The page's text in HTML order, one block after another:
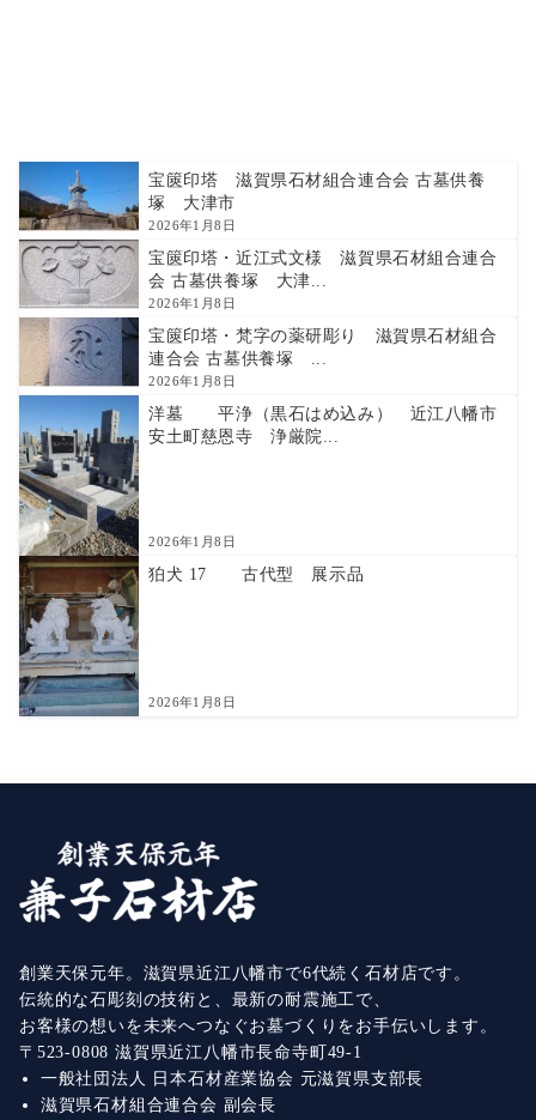
宝篋印塔 滋賀県石材組合連合会 古墓供養
塚 大津市
2026年1月8日
宝篋印塔・近江式文様 滋賀県石材組合連合
会 古墓供養塚 大津...
2026年1月8日
宝篋印塔・梵字の薬研彫り 滋賀県石材組合
連合会 古墓供養塚 ...
2026年1月8日
洋墓 平浄（黒石はめ込み） 近江八幡市
安土町慈恩寺 浄厳院...
2026年1月8日
狛犬 17 古代型 展示品
2026年1月8日
創業天保元年。滋賀県近江八幡市で6代続く石材店です。
伝統的な石彫刻の技術と、最新の耐震施工で、
お客様の想いを未来へつなぐお墓づくりをお手伝いします。
〒523-0808 滋賀県近江八幡市長命寺町49-1
一般社団法人 日本石材産業協会 元滋賀県支部長
滋賀県石材組合連合会 副会長